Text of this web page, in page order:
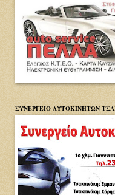
ΣΥΝΕΡΓΕΙΟ ΑΥΤΟΚΙΝΗΤΩΝ